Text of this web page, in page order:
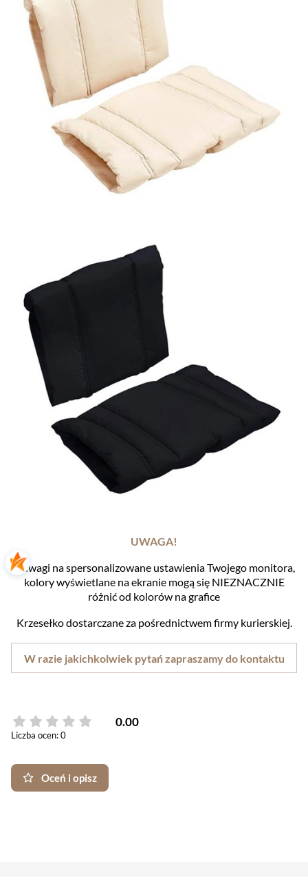
UWAGA!
Z uwagi na spersonalizowane ustawienia Twojego monitora,
kolory wyświetlane na ekranie mogą się NIEZNACZNIE
różnić od kolorów na grafice
Krzesełko dostarczane za pośrednictwem firmy kurierskiej.
W razie jakichkolwiek pytań zapraszamy do kontaktu
0.00
Liczba ocen: 0
Oceń i opisz